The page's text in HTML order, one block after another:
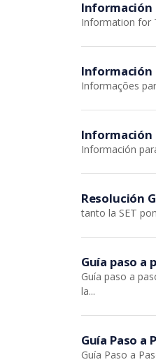
Información
Information for
Información
Informações
Información
Información
Resolución
tanto la SET
Guía paso a
Guía paso a
la...
Guía Paso a
Guía Paso a